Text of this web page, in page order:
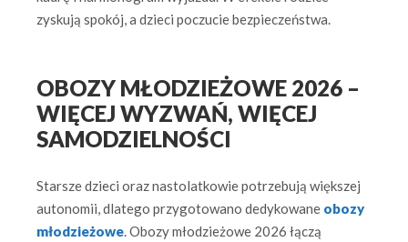
zyskują spokój, a dzieci poczucie bezpieczeństwa.
OBOZY MŁODZIEŻOWE 2026 –
WIĘCEJ WYZWAŃ, WIĘCEJ
SAMODZIELNOŚCI
Starsze dzieci oraz nastolatkowie potrzebują większej
autonomii, dlatego przygotowano dedykowane obozy
młodzieżowe. Obozy młodzieżowe 2026 łączą